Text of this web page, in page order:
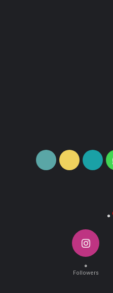
واتس
آپارات ایتا
۰
۰
Followers